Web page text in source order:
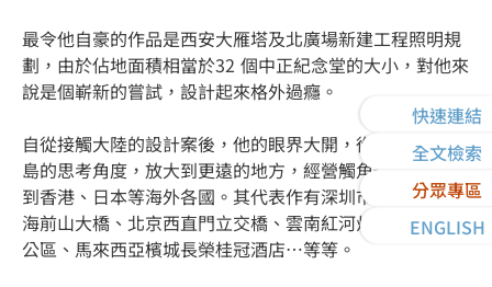
快速連結
全文檢索
分眾專區
ENGLISH
最令他自豪的作品是西安大雁塔及北廣場新建工程照明規
劃，由於佔地面積相當於32 個中正紀念堂的大小，對他來
說是個嶄新的嘗試，設計起來格外過癮。
自從接觸大陸的設計案後，他的眼界大開，從一個蕞爾小
島的思考角度，放大到更遠的地方，經營觸角也因此延伸
到香港、日本等海外各國。其代表作有深圳市民廣場、珠
海前山大橋、北京西直門立交橋、雲南紅河州州級行政辦
公區、馬來西亞檳城長榮桂冠酒店…等等。